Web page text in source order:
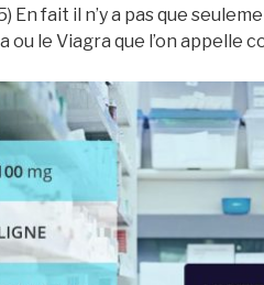
fait il n’y a pas que
ou le Viagra que l’on appelle